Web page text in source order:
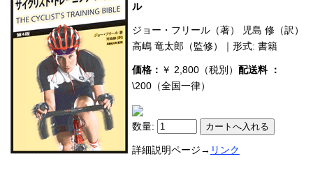
ル
ジョー・フリール（著） 児島 修（訳）
高嶋 竜太郎（監修）｜形式: 書籍
価格： ￥ 2,800（税別） 配送料 ：
\200（全国一律）
数量:
詳細説明ページ→ リンク